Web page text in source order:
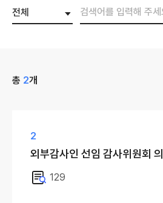
전체
총 2개
2
외부감사인 선임 감사위원회
129